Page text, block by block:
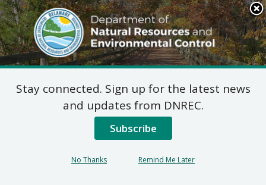
Search
This
Site
DNREC Menu
Notificación de
Negociaciones para un
Acuerdo de Desarrollo
Stay connected. Sign up for the latest news
and updates from DNREC.
Subscribe
No Thanks Remind Me Later